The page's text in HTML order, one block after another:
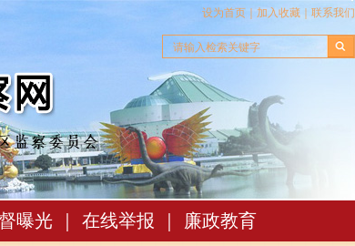
设为首页 加入收藏 联系我们
曝光 在线举报 廉政教育